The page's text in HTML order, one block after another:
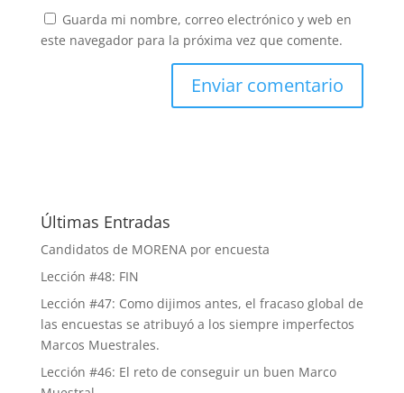
Guarda mi nombre, correo electrónico y web en
este navegador para la próxima vez que comente.
Últimas Entradas
Candidatos de MORENA por encuesta
Lección #48: FIN
Lección #47: Como dijimos antes, el fracaso global de
las encuestas se atribuyó a los siempre imperfectos
Marcos Muestrales.
Lección #46: El reto de conseguir un buen Marco